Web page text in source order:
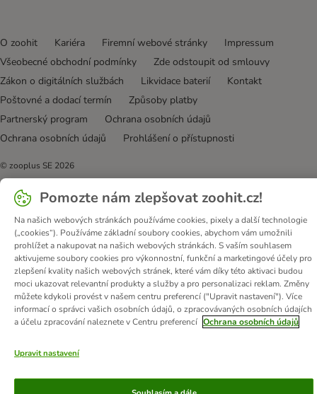
O zoohit Kariéra Firemní webové stránky
Impressum
Všeobecné obchodní podmínky
Zde odstoupit od smlouvy
Zákon o digitálních službách
Likvidace baterií
Kontakt
Poštovné a dodací termín
Způsoby platby
Partnerský program
Ochrana osobních údajů
Ochrana osobních údajů
Prohlášení o přístupnosti
© zooplus SE 2026
Pomozte nám zlepšovat zoohit.cz!
Na našich webových stránkách používáme cookies, pixely a další technologie
(„cookies“). Používáme základní soubory cookies, abychom vám umožnili
prohlížet a nakupovat na našich webových stránkách. S vaším souhlasem
aktivujeme soubory cookies pro výkonnostní, funkční a marketingové účely pro
zlepšení kvality našich webových stránek, které vám díky této aktivaci budou
moci ukazovat relevantní produkty a služby a pro personalizaci reklam. Změny
můžete kdykoli provést v našem centru preferencí ("Upravit nastavení"). Více
informací o správci vašich osobních údajů, o zpracovávaných osobních údajích
a účelu zpracování naleznete v Centru preferencí Ochrana osobních údajů
Upravit nastavení